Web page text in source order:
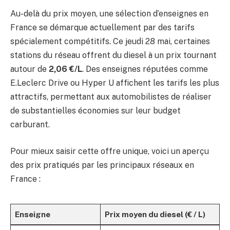
Au-delà du prix moyen, une sélection d’enseignes en
France se démarque actuellement par des tarifs
spécialement compétitifs. Ce jeudi 28 mai, certaines
stations du réseau offrent du diesel à un prix tournant
autour de 2,06 €/L. Des enseignes réputées comme
E.Leclerc Drive ou Hyper U affichent les tarifs les plus
attractifs, permettant aux automobilistes de réaliser
de substantielles économies sur leur budget
carburant.
Pour mieux saisir cette offre unique, voici un aperçu
des prix pratiqués par les principaux réseaux en
France :
Enseigne Prix moyen du diesel (€ / L)